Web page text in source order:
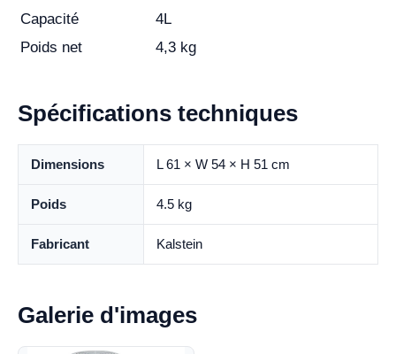
Capacité
4L
Poids net
4,3 kg
Spécifications techniques
Dimensions L 61 × W 54 × H 51 cm
Poids 4.5 kg
Fabricant Kalstein
Galerie d'images